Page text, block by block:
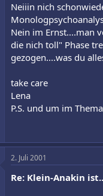
Neiiin nich
Nein im Ernst....man
die nich toll" Phase
gezogen....was du
take care
Lena
P.S. und um im
2. Juli 2001
Re: Klein-Anakin